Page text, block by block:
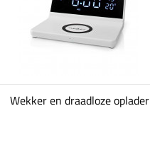
Wekker en draadloze oplader